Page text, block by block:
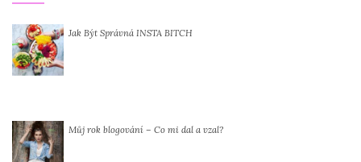
Jak Být Správná INSTA BITCH
Můj rok blogování – Co mi dal a vzal?